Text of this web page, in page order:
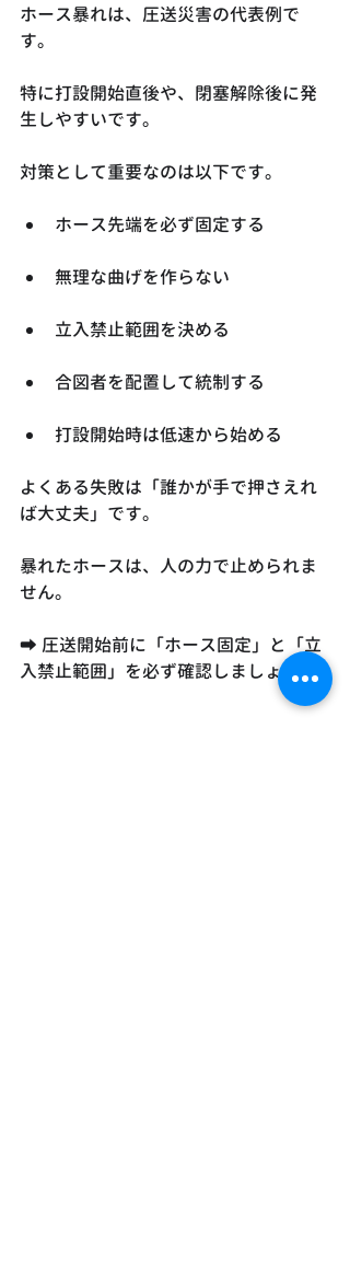
ホース暴れは、圧送災害の代表例で
す。
特に打設開始直後や、閉塞解除後に発
生しやすいです。
対策として重要なのは以下です。
ホース先端を必ず固定する
無理な曲げを作らない
立入禁止範囲を決める
合図者を配置して統制する
打設開始時は低速から始める
よくある失敗は「誰かが手で押さえれ
ば大丈夫」です。
暴れたホースは、人の力で止められま
せん。
➡ 圧送開始前に「ホース固定」と「立
入禁止範囲」を必ず確認しましょう。